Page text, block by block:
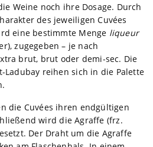
Weine noch ihre Dosage. Durch
des jeweiligen Cuvées
eine bestimmte Menge liqueur
zugegeben – je nach
brut, brut oder demi-sec. Die
Ladubay reihen sich in die Palette
die Cuvées ihren endgültigen
wird die Agraffe (frz.
Der Draht um die Agraffe